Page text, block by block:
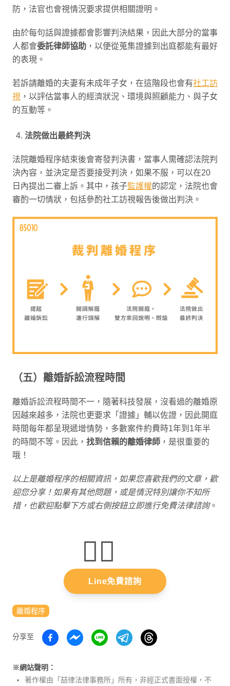
防，法官也會視情況要求提供相關證明。
由於每句話與證據都會影響判決結果，因此大部分的當事
人都會委託律師協助 ，以便從蒐集證據到出庭都能有最好
的表現。
若訴請離婚的夫妻有未成年子女，在這階段也會有社工訪
視 ，以評估當事人的經濟狀況、環境與照顧能力、與子女
的互動等。
法院做出最終判決
法院離婚程序結束後會寄發判決書，當事人需確認法院判
決內容，並決定是否要接受判決，如果不服，可以在20
日內提出二審上訴。其中，孩子監護權的認定，法院也會
審酌一切情狀，包括參酌社工訪視報告後做出判決。
（五）離婚訴訟流程時間
離婚訴訟流程時間不一，隨著科技發展，沒看過的離婚原
因越來越多，法院也更要求「證據」輔以佐證，因此開庭
時間每年都呈現遞增情勢，多數案件約費時1年到1年半
的時間不等。因此， 找到信賴的離婚律師 ，是很重要的
哦！
以上是離婚程序的相關資訊，如果您喜歡我們的文章，歡
迎您分享！如果有其他問題，或是情況特別讓你不知所
措，也歡迎點擊下方或右側按鈕立即進行免費法律諮詢。
👇🏻
Line免費諮詢
離婚程序
分享至
※網站聲明：
著作權由「喆律法律事務所」所有，非經正式書面授權，不